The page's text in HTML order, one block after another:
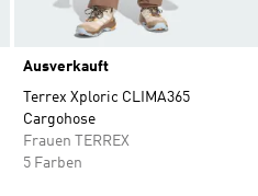
Ausverkauft
Terrex Xploric CLIMA365
Cargohose
Frauen TERREX
5 Farben